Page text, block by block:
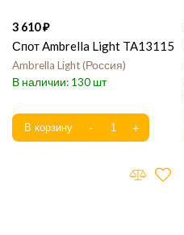
3 610
Спот Ambrella Light TA13115
Ambrella Light Россия
130